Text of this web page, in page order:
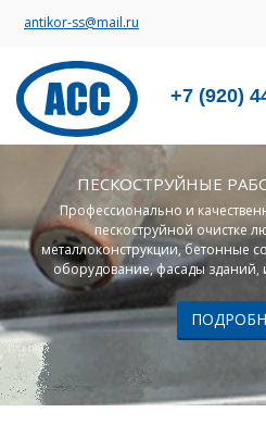
antikor-ss@mail.ru
+7 (920)
ПЕСКОСТРУЙНЫЕ
Профессионально и
пескоструйной очистке
металлоконструкции, бетонные
оборудование, фасады зданий,